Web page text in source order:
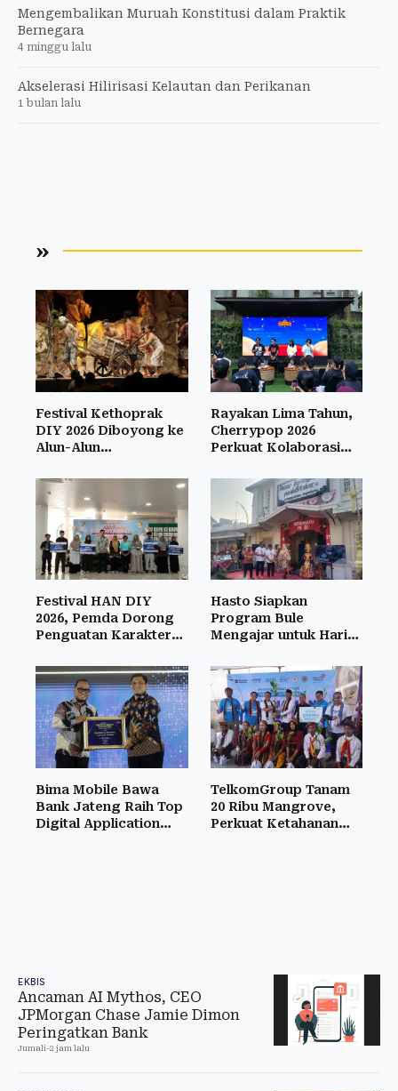
Mengembalikan Muruah Konstitusi dalam Praktik
Bernegara
4 minggu lalu
Akselerasi Hilirisasi Kelautan dan Perikanan
1 bulan lalu
»
Festival Kethoprak
DIY 2026 Diboyong ke
Alun-Alun
Rayakan Lima Tahun,
Cherrypop 2026
Perkuat Kolaborasi
Festival HAN DIY
2026, Pemda Dorong
Penguatan Karakter
Hasto Siapkan
Program Bule
Mengajar untuk Hari
Bima Mobile Bawa
Bank Jateng Raih Top
Digital Application
TelkomGroup Tanam
20 Ribu Mangrove,
Perkuat Ketahanan
EKBIS
Ancaman AI Mythos, CEO
JPMorgan Chase Jamie Dimon
Peringatkan Bank
Jumali-2 jam lalu